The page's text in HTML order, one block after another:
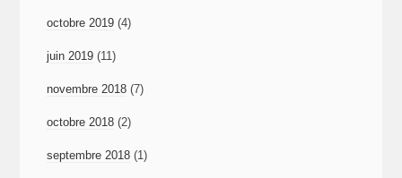
octobre 2019 (4)
juin 2019 (11)
novembre 2018 (7)
octobre 2018 (2)
septembre 2018 (1)